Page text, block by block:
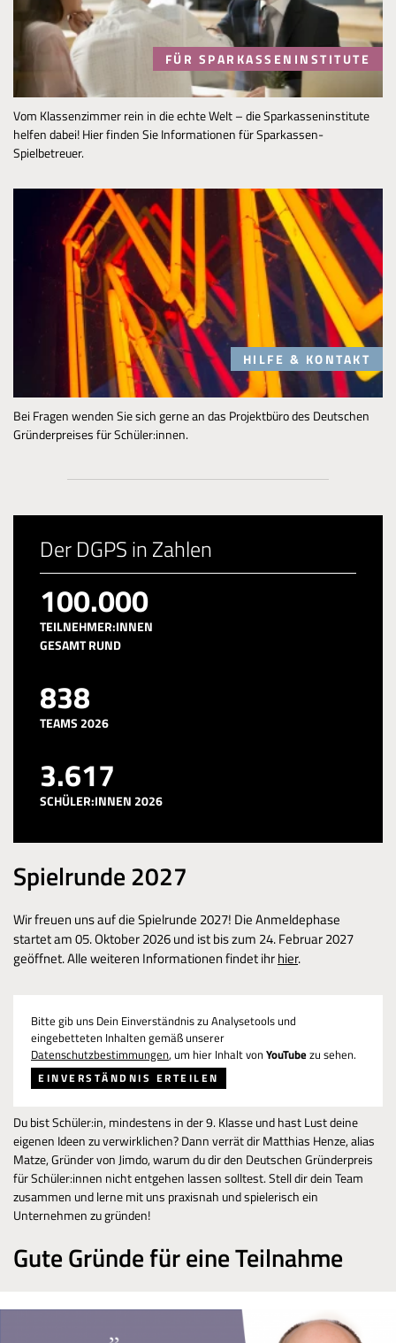
FÜR SPARKASSENINSTITUTE
Vom Klassenzimmer rein in die echte Welt – die Sparkasseninstitute
helfen dabei! Hier finden Sie Informationen für Sparkassen-
Spielbetreuer.
HILFE & KONTAKT
Bei Fragen wenden Sie sich gerne an das Projektbüro des Deutschen
Gründerpreises für Schüler:innen.
Der DGPS in Zahlen
TEILNEHMER:INNEN
GESAMT RUND
100.000
TEAMS 2026
844
SCHÜLER:INNEN 2026
3.649
Spielrunde 2027
Wir freuen uns auf die Spielrunde 2027! Die Anmeldephase
startet am 05. Oktober 2026 und ist bis zum 24. Februar 2027
geöffnet. Alle weiteren Informationen findet ihrhier.
Bitte gib uns Dein Einverständnis zu Analysetools und
eingebetteten Inhalten gemäß unserer
Datenschutzbestimmungen, um hier Inhalt vonYouTubezu sehen.
EINVERSTÄNDNIS ERTEILEN
Du bist Schüler:in, mindestens in der 9. Klasse und hast Lust deine
eigenen Ideen zu verwirklichen? Dann verrät dir Matthias Henze, alias
Matze, Gründer von Jimdo, warum du dir den Deutschen Gründerpreis
für Schüler:innen nicht entgehen lassen solltest. Stell dir dein Team
zusammen und lerne mit uns praxisnah und spielerisch ein
Unternehmen zu gründen!
Gute Gründe für eine Teilnahme